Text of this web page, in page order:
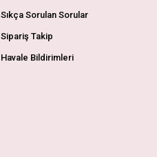
Sıkça Sorulan Sorular
Sipariş Takip
Havale Bildirimleri